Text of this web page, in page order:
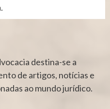
destina-se a
de artigos, notícias e
ao mundo jurídico.